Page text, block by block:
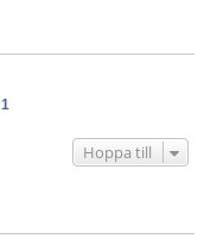
1
Hoppa till